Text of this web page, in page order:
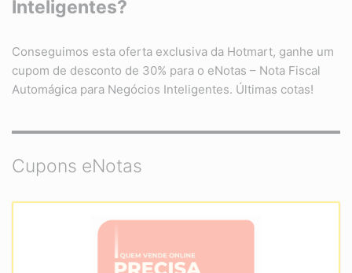
Inteligentes?
Conseguimos esta oferta exclusiva da Hotmart, ganhe um
cupom de desconto de 30% para o eNotas – Nota Fiscal
Automágica para Negócios Inteligentes. Últimas cotas!
Cupons eNotas